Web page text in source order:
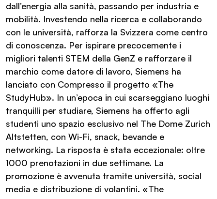
dall’energia alla sanità, passando per industria e
mobilità. Investendo nella ricerca e collaborando
con le università, rafforza la Svizzera come centro
di conoscenza. Per ispirare precocemente i
migliori talenti STEM della GenZ e rafforzare il
marchio come datore di lavoro, Siemens ha
lanciato con Compresso il progetto «The
StudyHub». In un’epoca in cui scarseggiano luoghi
tranquilli per studiare, Siemens ha offerto agli
studenti uno spazio esclusivo nel The Dome Zurich
Altstetten, con Wi-Fi, snack, bevande e
networking. La risposta è stata eccezionale: oltre
1000 prenotazioni in due settimane. La
promozione è avvenuta tramite università, social
media e distribuzione di volantini. «The